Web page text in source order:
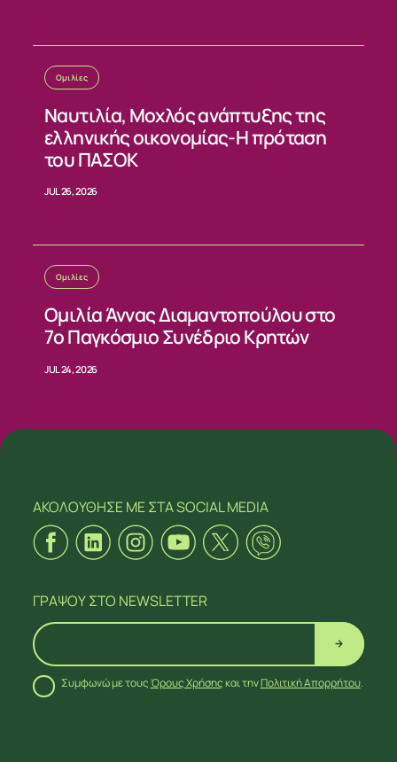
ΑΚΟΛΟΥΘΗΣΕ ΜΕΣΤΑ SOCIAL MEDIA
Ομιλίες
Ναυτιλία, Μοχλός ανάπτυξης της
ελληνικής οικονομίας-Η πρόταση
του ΠΑΣΟΚ
JUL 26, 2026
Ομιλίες
Ομιλία Άννας Διαμαντοπούλου στο
7ο Παγκόσμιο Συνέδριο Κρητών
JUL 24, 2026
ΑΚΟΛΟΥΘΗΣΕ ΜΕΣΤΑ SOCIAL MEDIA
ΓΡΑΨΟΥΣΤΟ NEWSLETTER
Συμφωνώ με τουςΌρους Χρήσηςκαι τηνΠολιτική Απορρήτου.